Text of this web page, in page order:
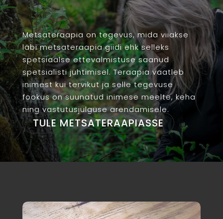
Metsateraapia on tegevus, mida viiakse
läbi metsateraapia giidi ehk selleks
spetsiaalse ettevalmistuse saanud
spetsialisti juhtimisel. Teraapia vaatleb
inimest kui tervikut ja selle tegevuse
fookus on suunatud inimese meelte, keha
ning vastutusjulguse arendamisele.
TULE METSATERAAPIASSE